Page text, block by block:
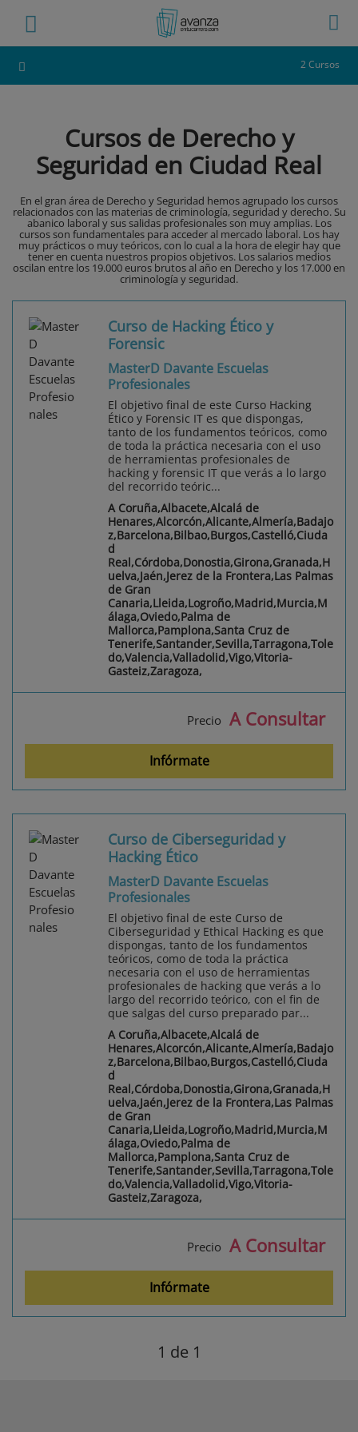
2 Cursos
Cursos de Derecho y
Seguridad en Ciudad Real
En el gran área de Derecho y Seguridad hemos agrupado los cursos
relacionados con las materias de criminología, seguridad y derecho. Su
abanico laboral y sus salidas profesionales son muy amplias. Los
cursos son fundamentales para acceder al mercado laboral. Los hay
muy prácticos o muy teóricos, con lo cual a la hora de elegir hay que
tener en cuenta nuestros propios objetivos. Los salarios medios
oscilan entre los 19.000 euros brutos al año en Derecho y los 17.000 en
criminología y seguridad.
Curso de Hacking Ético y
Forensic
MasterD Davante Escuelas
Profesionales
El objetivo final de este Curso Hacking
Ético y Forensic IT es que dispongas,
tanto de los fundamentos teóricos, como
de toda la práctica necesaria con el uso
de herramientas profesionales de
hacking y forensic IT que verás a lo largo
del recorrido teóric...
A Coruña,Albacete,Alcalá de
Henares,Alcorcón,Alicante,Almería,Badajo
z,Barcelona,Bilbao,Burgos,Castelló,Ciuda
d
Real,Córdoba,Donostia,Girona,Granada,H
uelva,Jaén,Jerez de la Frontera,Las Palmas
de Gran
Canaria,Lleida,Logroño,Madrid,Murcia,M
álaga,Oviedo,Palma de
Mallorca,Pamplona,Santa Cruz de
Tenerife,Santander,Sevilla,Tarragona,Tole
do,Valencia,Valladolid,Vigo,Vitoria-
Gasteiz,Zaragoza,
Precio A Consultar
Infórmate
Curso de Ciberseguridad y
Hacking Ético
MasterD Davante Escuelas
Profesionales
El objetivo final de este Curso de
Ciberseguridad y Ethical Hacking es que
dispongas, tanto de los fundamentos
teóricos, como de toda la práctica
necesaria con el uso de herramientas
profesionales de hacking que verás a lo
largo del recorrido teórico, con el fin de
que salgas del curso preparado par...
A Coruña,Albacete,Alcalá de
Henares,Alcorcón,Alicante,Almería,Badajo
z,Barcelona,Bilbao,Burgos,Castelló,Ciuda
d
Real,Córdoba,Donostia,Girona,Granada,H
uelva,Jaén,Jerez de la Frontera,Las Palmas
de Gran
Canaria,Lleida,Logroño,Madrid,Murcia,M
álaga,Oviedo,Palma de
Mallorca,Pamplona,Santa Cruz de
Tenerife,Santander,Sevilla,Tarragona,Tole
do,Valencia,Valladolid,Vigo,Vitoria-
Gasteiz,Zaragoza,
Precio A Consultar
Infórmate
1 de 1